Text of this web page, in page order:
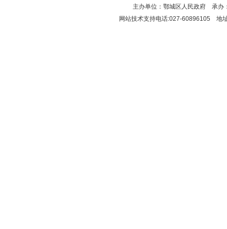
主办单位：鄂城区人民政府 承
网站技术支持电话:027-60896105 地